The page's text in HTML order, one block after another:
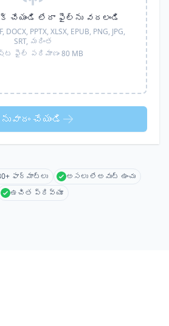
లేదా ఫైల్‌ను వదలండి
DOCX, PPTX, XLSX, EPUB, PNG, JPG,
SRT, మరింత
ఫైల్ పరిమాణం 80 MB
చేయండి
ఫార్మాట్లు
అసలు లేఅవుట్ ఉంచు
ఉచిత ప్రివ్యూ